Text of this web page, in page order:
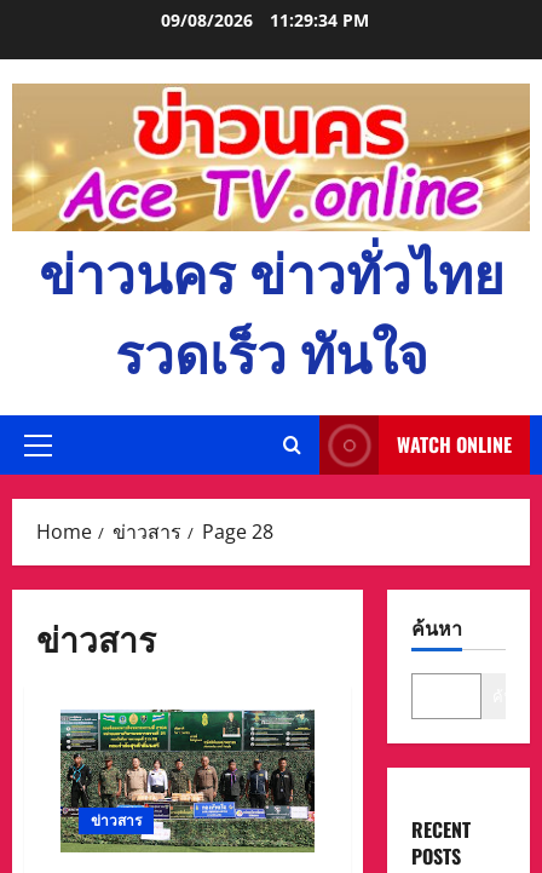
09/08/2026 11:29:35 PM
ข่าวนคร ข่าวทั่วไทย
รวดเร็ว ทันใจ
Primary
WATCH ONLINE
Home ข่าวสาร Page 28
ข่าวสาร
ข่าวสาร
ค้นหา
RECENT
POSTS